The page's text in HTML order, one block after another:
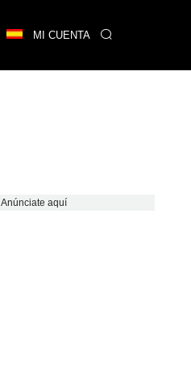
MI CUENTA
Anúnciate aquí